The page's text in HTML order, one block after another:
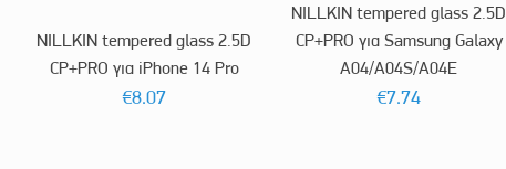
NILLKIN tempered glass 2.5D
CP+PRO για iPhone 14 Pro
€8.07
NILLKIN tempered glass 2.5D
CP+PRO για Samsung Galaxy
A04/A04S/A04E
€7.74